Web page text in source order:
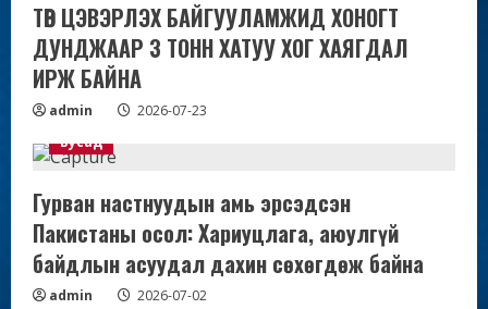
ТӨВ ЦЭВЭРЛЭХ БАЙГУУЛАМЖИД ХОНОГТ
ДУНДЖААР 3 ТОНН ХАТУУ ХОГ ХАЯГДАЛ
ИРЖ БАЙНА
admin
2026-07-23
Бусад
Гурван настнуудын амь эрсэдсэн
Пакистаны осол: Хариуцлага, аюулгүй
байдлын асуудал дахин сөхөгдөж байна
admin 2026-07-02